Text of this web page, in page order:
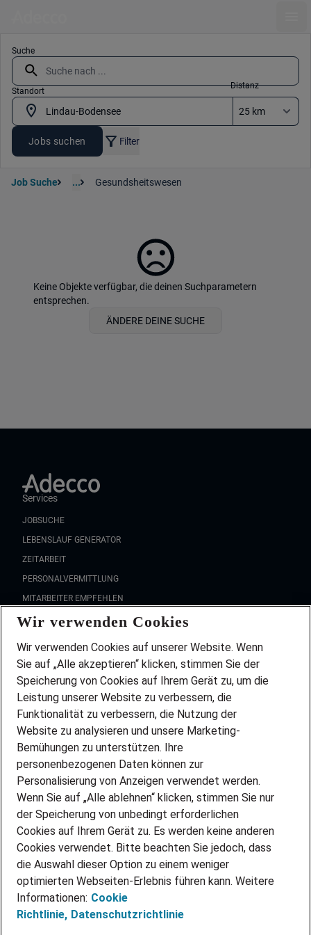
Suche
Standort
Distanz
Jobs suchen Filter
Job Suche ... Gesundsheitswesen
Keine Objekte verfügbar, die deinen Suchparametern
entsprechen.
ÄNDERE DEINE SUCHE
Services
JOBSUCHE
LEBENSLAUF GENERATOR
ZEITARBEIT
PERSONALVERMITTLUNG
MITARBEITER EMPFEHLEN
FAQ
Wir stellen ein!
DEINE BERUFSGRUPPE
DEINE LEBENSSITUATION
PARTNERSHIP WITH AIRBUS
INITIATIV BEWERBEN
ÜBER UNS
STANDORTE
BLOG
PRESSE
KONTAKT
@Adecco 2026
IMPRESSUM
DATENSCHUTZ
Wir verwenden Cookies
Wir verwenden Cookies auf unserer Website. Wenn
Sie auf „Alle akzeptieren“ klicken, stimmen Sie der
Speicherung von Cookies auf Ihrem Gerät zu, um die
Leistung unserer Website zu verbessern, die
Funktionalität zu verbessern, die Nutzung der
Website zu analysieren und unsere Marketing-
Bemühungen zu unterstützen. Ihre
personenbezogenen Daten können zur
Personalisierung von Anzeigen verwendet werden.
Wenn Sie auf „Alle ablehnen“ klicken, stimmen Sie nur
der Speicherung von unbedingt erforderlichen
Cookies auf Ihrem Gerät zu. Es werden keine anderen
Cookies verwendet. Bitte beachten Sie jedoch, dass
die Auswahl dieser Option zu einem weniger
optimierten Webseiten-Erlebnis führen kann. Weitere
Informationen: Cookie
Richtlinie, Datenschutzrichtlinie